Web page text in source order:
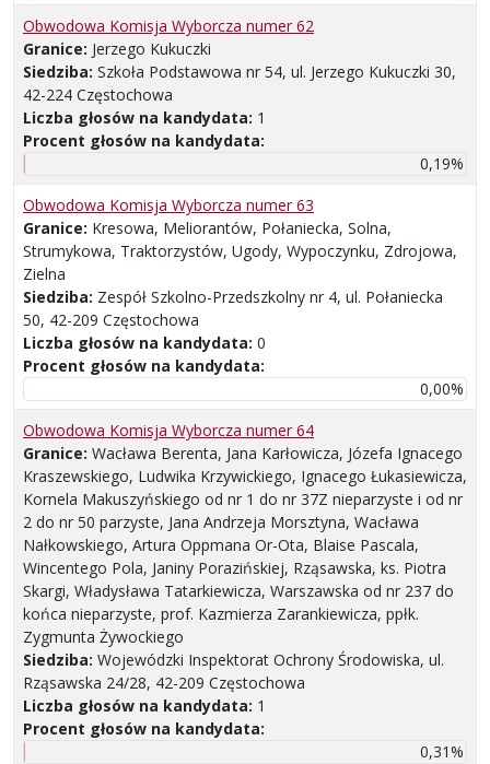
Obwodowa Komisja Wyborcza numer 62
Granice: Jerzego Kukuczki
Siedziba: Szkoła Podstawowa nr 54, ul. Jerzego Kukuczki 30,
42-224 Częstochowa
Liczba głosów na kandydata: 1
Procent głosów na kandydata:
0,19%
Obwodowa Komisja Wyborcza numer 63
Granice: Kresowa, Meliorantów, Połaniecka, Solna,
Strumykowa, Traktorzystów, Ugody, Wypoczynku, Zdrojowa,
Zielna
Siedziba: Zespół Szkolno-Przedszkolny nr 4, ul. Połaniecka
50, 42-209 Częstochowa
Liczba głosów na kandydata: 0
Procent głosów na kandydata:
0,00%
Obwodowa Komisja Wyborcza numer 64
Granice: Wacława Berenta, Jana Karłowicza, Józefa Ignacego
Kraszewskiego, Ludwika Krzywickiego, Ignacego Łukasiewicza,
Kornela Makuszyńskiego od nr 1 do nr 37Z nieparzyste i od nr
2 do nr 50 parzyste, Jana Andrzeja Morsztyna, Wacława
Nałkowskiego, Artura Oppmana Or-Ota, Blaise Pascala,
Wincentego Pola, Janiny Porazińskiej, Rząsawska, ks. Piotra
Skargi, Władysława Tatarkiewicza, Warszawska od nr 237 do
końca nieparzyste, prof. Kazmierza Zarankiewicza, ppłk.
Zygmunta Żywockiego
Siedziba: Wojewódzki Inspektorat Ochrony Środowiska, ul.
Rząsawska 24/28, 42-209 Częstochowa
Liczba głosów na kandydata: 1
Procent głosów na kandydata:
0,31%